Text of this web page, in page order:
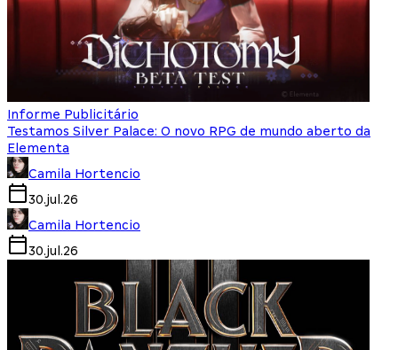
Informe Publicitário
Testamos Silver Palace: O novo RPG de mundo aberto da
Elementa
Camila Hortencio
30.jul.26
Camila Hortencio
30.jul.26